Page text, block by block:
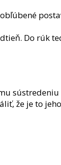
Do rúk
že je to